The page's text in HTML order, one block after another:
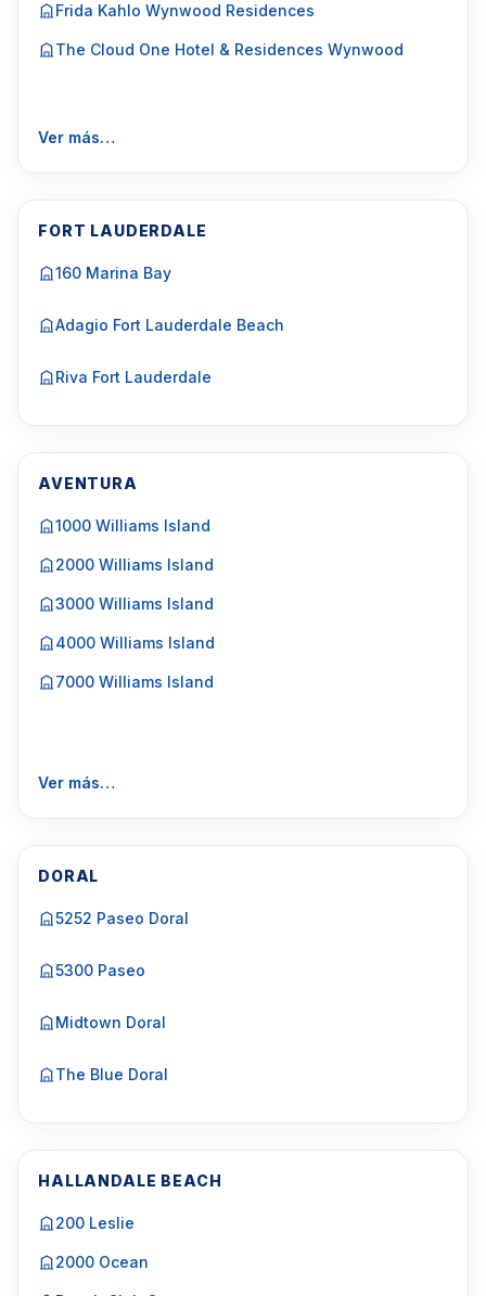
Frida Kahlo Wynwood Residences
The Cloud One Hotel & Residences Wynwood
Ver más…
FORT LAUDERDALE
160 Marina Bay
Adagio Fort Lauderdale Beach
Riva Fort Lauderdale
AVENTURA
1000 Williams Island
2000 Williams Island
3000 Williams Island
4000 Williams Island
7000 Williams Island
Ver más…
DORAL
5252 Paseo Doral
5300 Paseo
Midtown Doral
The Blue Doral
HALLANDALE BEACH
200 Leslie
2000 Ocean